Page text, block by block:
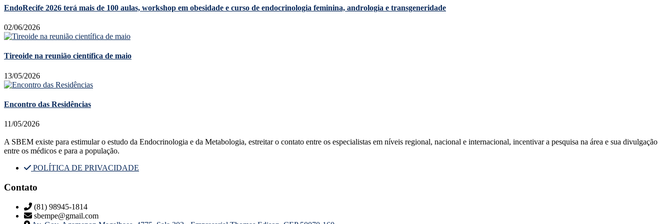
EndoRecife 2026 terá mais de 100 aulas, workshop em obesidade e curso de endocrinologia feminina, andrologia e transgeneridade
02/06/2026
Tireoide na reunião científica de maio
13/05/2026
Encontro das Residências
11/05/2026
A SBEM existe para estimular o estudo da Endocrinologia e da Metabologia, estreitar o contato entre os especialistas em níveis regional, nacional e internacional, incentivar a pesquisa na área e sua divulgação
entre os médicos e para a população.
POLÍTICA DE PRIVACIDADE
Contato
(81) 98945-1814
sbempe@gmail.com